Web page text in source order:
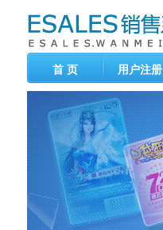
首 页 用户注册